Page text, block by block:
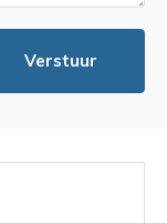
Verstuur